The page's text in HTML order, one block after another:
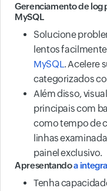
Gerenciamento de log
MySQL
Solucione
lentos
MySQL. Acelere
categorizados
Além disso,
principais com
como tempo de
linhas
painel exclusivo.
Apresentandoa
Tenha